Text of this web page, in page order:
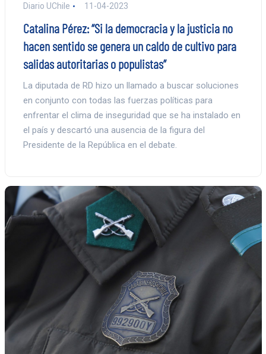
Diario UChile 11-04-2023
Catalina Pérez: “Si la democracia y la justicia no
hacen sentido se genera un caldo de cultivo para
salidas autoritarias o populistas”
La diputada de RD hizo un llamado a buscar soluciones
en conjunto con todas las fuerzas políticas para
enfrentar el clima de inseguridad que se ha instalado en
el país y descartó una ausencia de la figura del
Presidente de la República en el debate.